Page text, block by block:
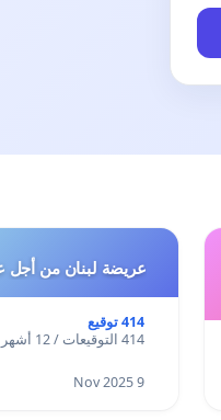
عريضة لبنان من أجل
414 توقيع
414 التوقيعات / 12 أشهر
9 Nov 2025